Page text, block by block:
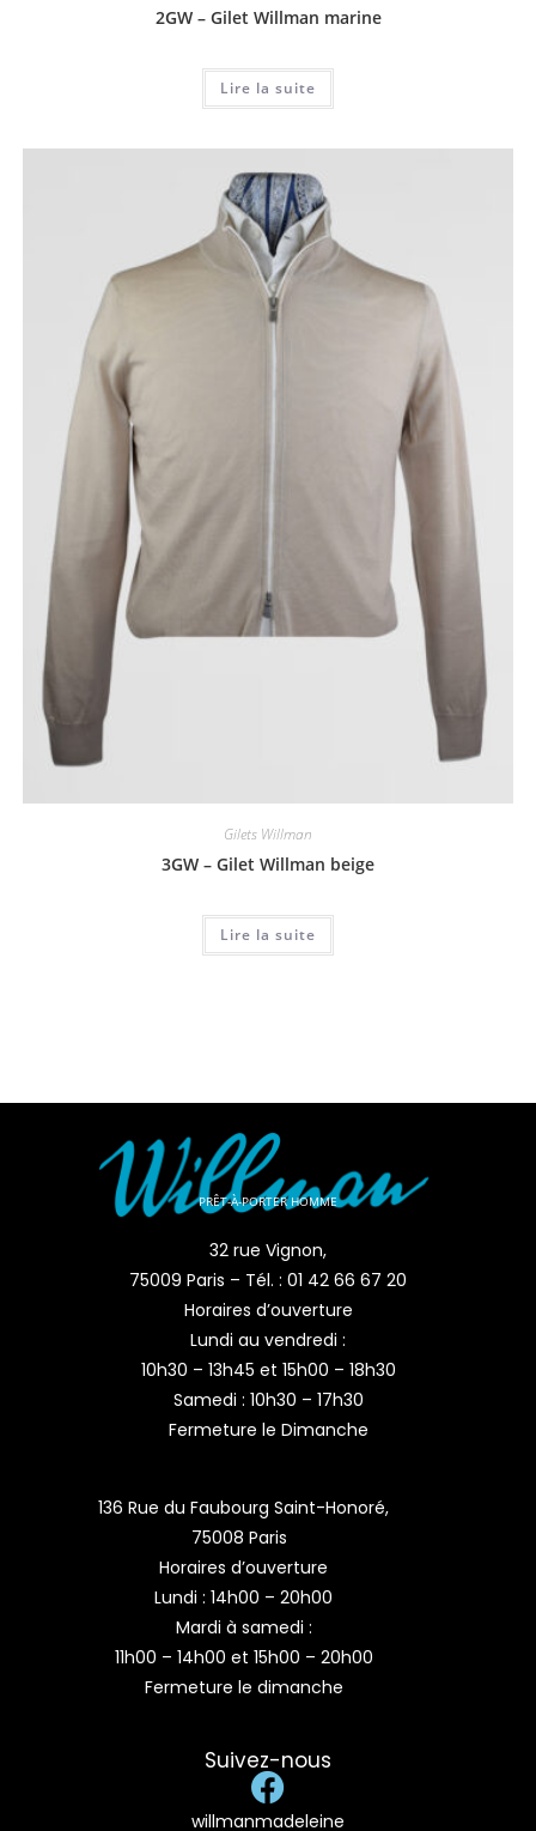
2GW – Gilet Willman marine
Lire la suite
Gilets Willman
3GW – Gilet Willman beige
Lire la suite
PRÊT-À-PORTER HOMME
32 rue Vignon,
75009 Paris – Tél. : 01 42 66 67 20
Horaires d’ouverture
Lundi au vendredi :
10h30 – 13h45 et 15h00 – 18h30
Samedi : 10h30 – 17h30
Fermeture le Dimanche
136 Rue du Faubourg Saint-Honoré,
75008 Paris
Horaires d’ouverture
Lundi : 14h00 – 20h00
Mardi à samedi :
11h00 – 14h00 et 15h00 – 20h00
Fermeture le dimanche
Suivez-nous
willmanmadeleine